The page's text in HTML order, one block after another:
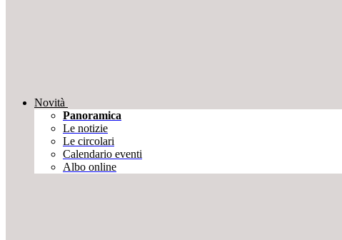
Novità
Panoramica
Le notizie
Le circolari
Calendario eventi
Albo online